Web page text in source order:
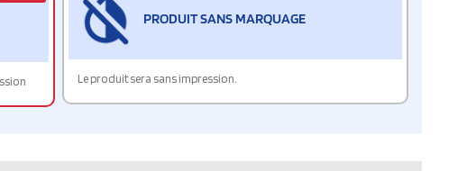
PRODUIT SANS MARQUAGE
Le produit sera sans impression.